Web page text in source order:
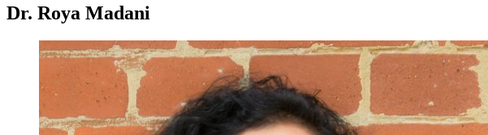
Dr. Roya Madani